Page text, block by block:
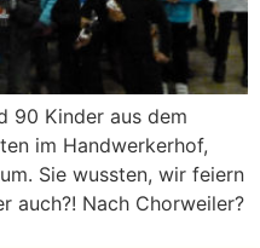
90 Kinder aus dem
im Handwerkerhof,
Sie wussten, wir feiern
auch?! Nach Chorweiler?